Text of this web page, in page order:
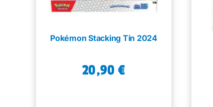
Pokémon Stacking Tin 2024
20,90 €